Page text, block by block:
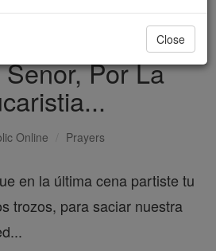
DONATE TODAY >
Por La
Online Prayers
en la última cena partiste tu
trozos, para saciar nuestra
Close